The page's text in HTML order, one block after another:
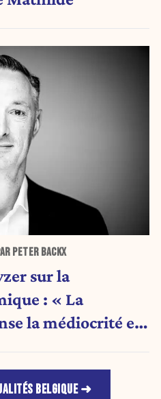
PETER BACKX
sur la
: « La
la médiocrité et
BELGIQUE